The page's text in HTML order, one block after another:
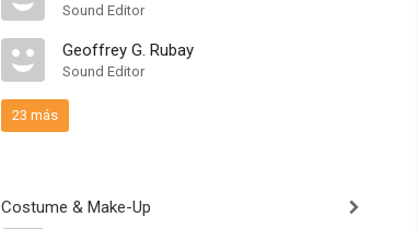
Sound Editor
Geoffrey G. Rubay
Sound Editor
23 más
Costume & Make-Up